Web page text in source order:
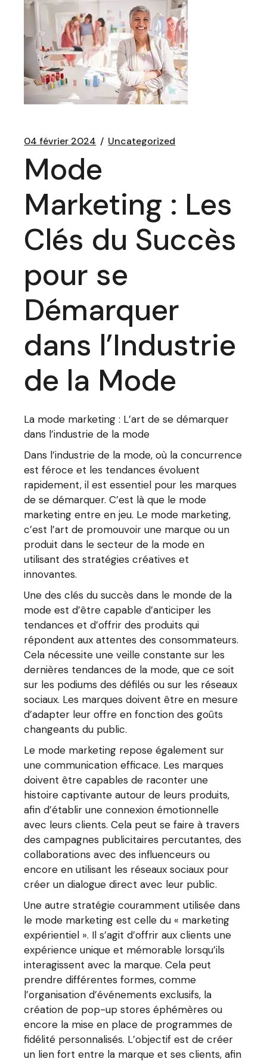
04 février 2024 Uncategorized
Mode
Marketing : Les
Clés du Succès
pour se
Démarquer
dans l’Industrie
de la Mode
La mode marketing : L’art de se démarquer
dans l’industrie de la mode
Dans l’industrie de la mode, où la concurrence
est féroce et les tendances évoluent
rapidement, il est essentiel pour les marques
de se démarquer. C’est là que le mode
marketing entre en jeu. Le mode marketing,
c’est l’art de promouvoir une marque ou un
produit dans le secteur de la mode en
utilisant des stratégies créatives et
innovantes.
Une des clés du succès dans le monde de la
mode est d’être capable d’anticiper les
tendances et d’offrir des produits qui
répondent aux attentes des consommateurs.
Cela nécessite une veille constante sur les
dernières tendances de la mode, que ce soit
sur les podiums des défilés ou sur les réseaux
sociaux. Les marques doivent être en mesure
d’adapter leur offre en fonction des goûts
changeants du public.
Le mode marketing repose également sur
une communication efficace. Les marques
doivent être capables de raconter une
histoire captivante autour de leurs produits,
afin d’établir une connexion émotionnelle
avec leurs clients. Cela peut se faire à travers
des campagnes publicitaires percutantes, des
collaborations avec des influenceurs ou
encore en utilisant les réseaux sociaux pour
créer un dialogue direct avec leur public.
Une autre stratégie couramment utilisée dans
le mode marketing est celle du « marketing
expérientiel ». Il s’agit d’offrir aux clients une
expérience unique et mémorable lorsqu’ils
interagissent avec la marque. Cela peut
prendre différentes formes, comme
l’organisation d’événements exclusifs, la
création de pop-up stores éphémères ou
encore la mise en place de programmes de
fidélité personnalisés. L’objectif est de créer
un lien fort entre la marque et ses clients, afin